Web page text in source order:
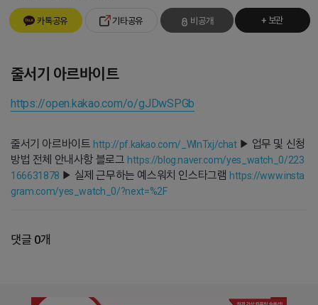
카톡공유 기타공유 비공개 + 보관
줄서기 아르바이트
https://open.kakao.com/o/gJDwSPGb
줄서기 아르바이트 http://pf.kakao.com/_WlnTxj/chat▶ 업무 및 신청
방법 전체 안내사항 블로그 https://blog.naver.com/yes_watch_0/223
166631878 ▶ 실제 근무하는 예스워치 인스타그램https://www.insta
gram.com/yes_watch_0/?next=%2F
댓글 0개